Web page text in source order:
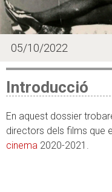
05/10/2022
Introducció
En aquest dossier
directors dels films que
cinema 2020-2021.